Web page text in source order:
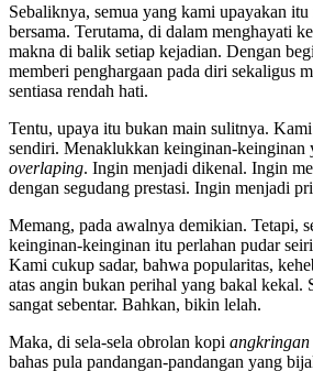
Sebaliknya, semua yang kami upayakan
bersama. Terutama, di dalam menghayati
makna di balik setiap kejadian. Dengan
memberi penghargaan pada diri sekaligus
sentiasa rendah hati.
Tentu, upaya itu bukan main sulitnya.
sendiri. Menaklukkan keinginan-keinginan
overlaping. Ingin menjadi dikenal. Ingin
dengan segudang prestasi. Ingin menjadi
Memang, pada awalnya demikian. Tetapi,
keinginan-keinginan itu perlahan pudar
Kami cukup sadar, bahwa popularitas,
atas angin bukan perihal yang bakal kekal.
sangat sebentar. Bahkan, bikin lelah.
Maka, di sela-sela obrolan kopi angkringan
bahas pula pandangan-pandangan yang